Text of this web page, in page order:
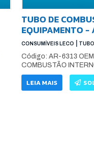
TUBO DE
EQUIPAMENTO -
CONSUMÍVEIS LECO
Código: AR-6313
COMBUSTÃO
LEIA MAIS